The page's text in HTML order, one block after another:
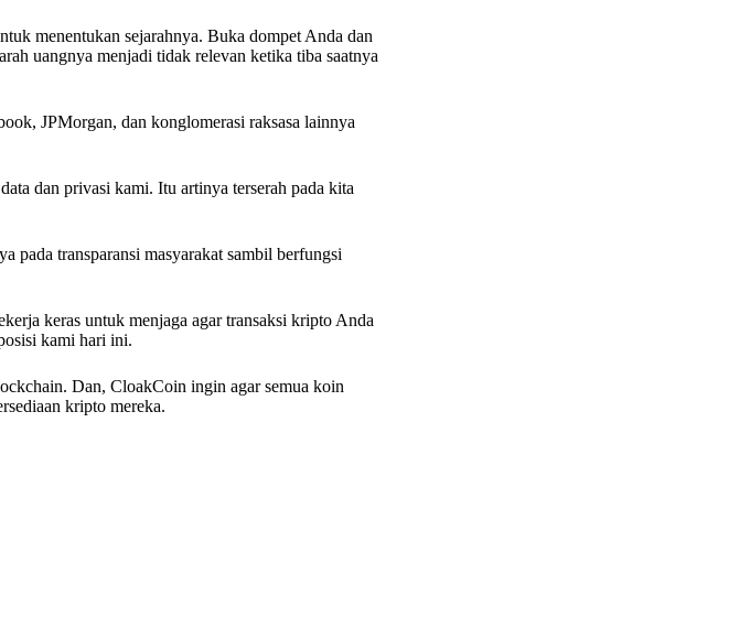
menentukan sejarahnya. Buka dompet Anda dan
uangnya menjadi tidak relevan ketika tiba saatnya
JPMorgan, dan konglomerasi raksasa lainnya
dan privasi kami. Itu artinya terserah pada kita
pada transparansi masyarakat sambil berfungsi
keras untuk menjaga agar transaksi kripto Anda
kami hari ini.
Dan, CloakCoin ingin agar semua koin
kripto mereka.